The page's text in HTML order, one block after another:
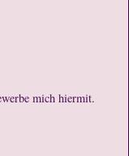
mich hiermit.